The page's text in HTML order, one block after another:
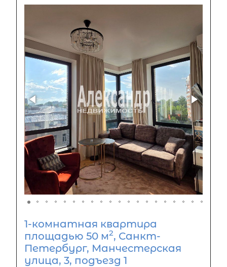
1-комнатная квартира
площадью 50 м2, Санкт-
Петербург, Манчестерская
улица, 3, подъезд 1